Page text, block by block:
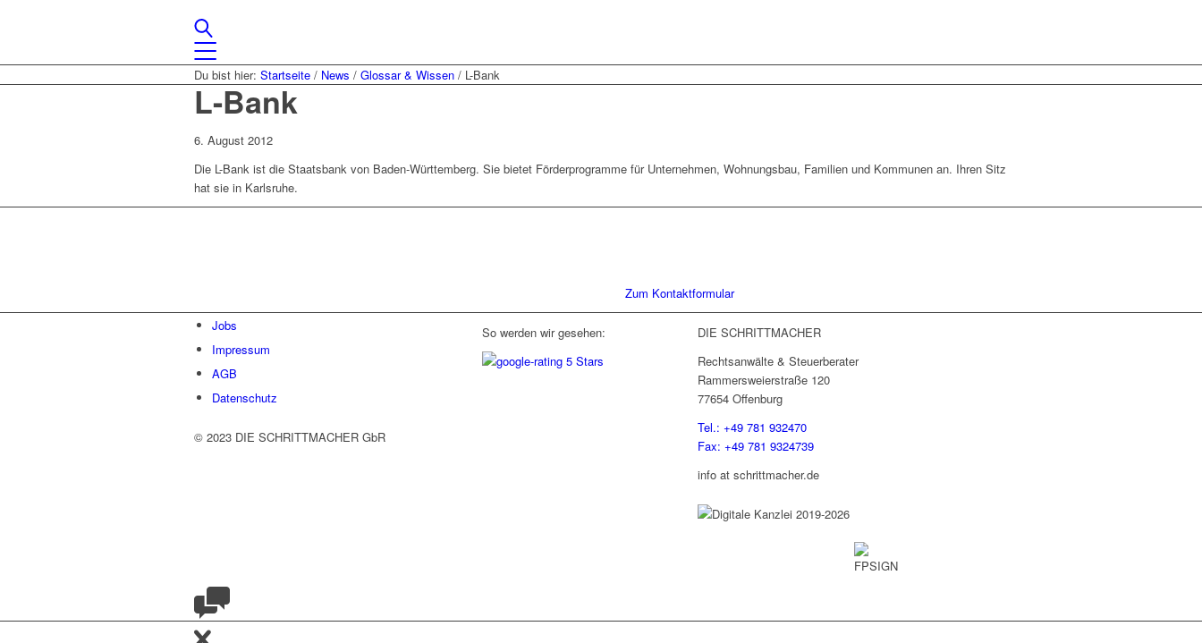
Du bist hier: Startseite / News / Glossar & Wissen / L-Bank
L-Bank
6. August 2012
Die L-Bank ist die Staatsbank von Baden-Württemberg. Sie bietet Förderprogramme für Unternehmen, Wohnungsbau, Familien und Kommunen an. Ihren Sitz
hat sie in Karlsruhe.
Zum Kontaktformular
Jobs
Impressum
AGB
Datenschutz
© 2023 DIE SCHRITTMACHER GbR
So werden wir gesehen:
DIE SCHRITTMACHER
Rechtsanwälte & Steuerberater
Rammersweierstraße 120
77654 Offenburg
Tel.: +49 781 932470
Fax: +49 781 9324739
info at schrittmacher.de